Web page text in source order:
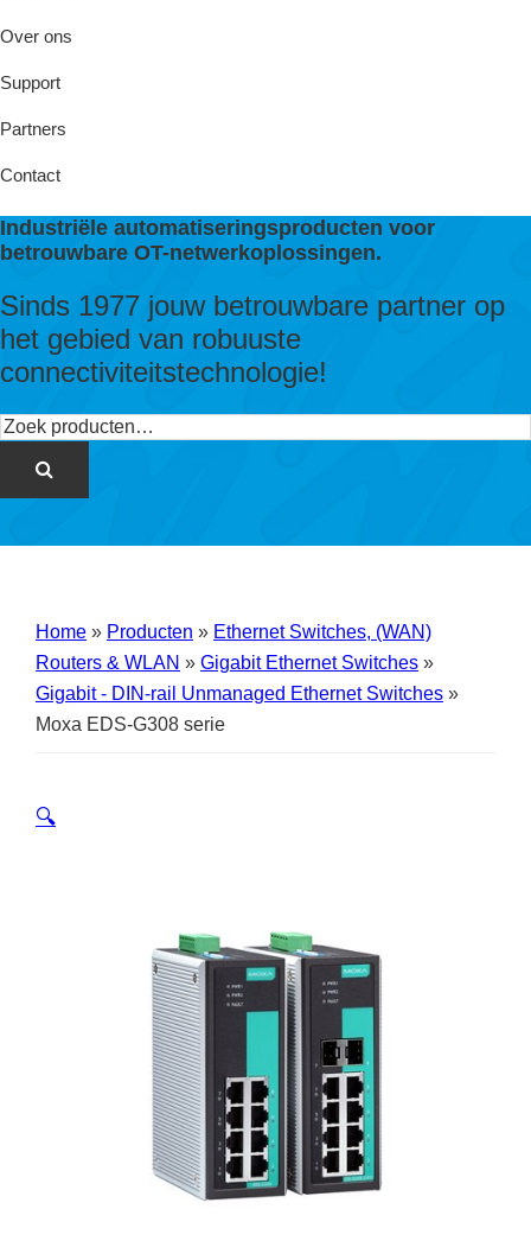
Over ons
Support
Partners
Contact
Industriële automatiseringsproducten voor
betrouwbare OT-netwerkoplossingen.
Sinds 1977 jouw betrouwbare partner op
het gebied van robuuste
connectiviteitstechnologie!
Zoeken
Home » Producten » Ethernet Switches, (WAN)
Routers & WLAN » Gigabit Ethernet Switches »
Gigabit - DIN-rail Unmanaged Ethernet Switches »
Moxa EDS-G308 serie
🔍